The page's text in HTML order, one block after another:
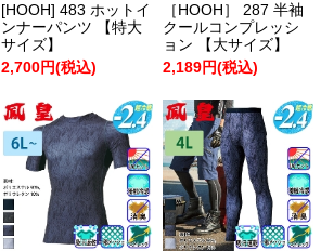
[HOOH] 483 ホットイ
ンナーパンツ 【特大
サイズ】
2,700円(税込)
［HOOH］ 287 半袖
クールコンプレッシ
ョン 【大サイズ】
2,189円(税込)